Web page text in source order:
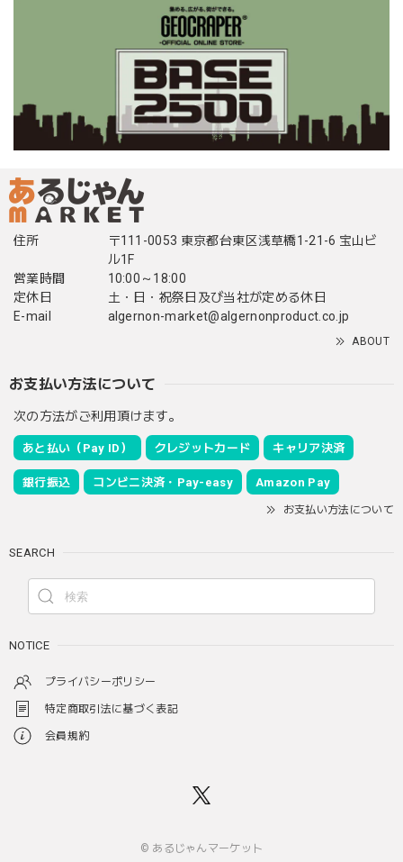
住所
〒111-0053 東京都台東区浅草橋1-21-6 宝山ビ
ル1F
営業時間
10:00～18:00
定休日
土・日・祝祭日及び当社が定める休日
E-mail
algernon-market@algernonproduct.co.jp
ABOUT
お支払い方法について
次の方法がご利用頂けます。
あと払い（Pay ID） クレジットカード キャリア決済
銀行振込 コンビニ決済・Pay-easy Amazon Pay
お支払い方法について
SEARCH
NOTICE
プライバシーポリシー
特定商取引法に基づく表記
会員規約
© あるじゃんマーケット